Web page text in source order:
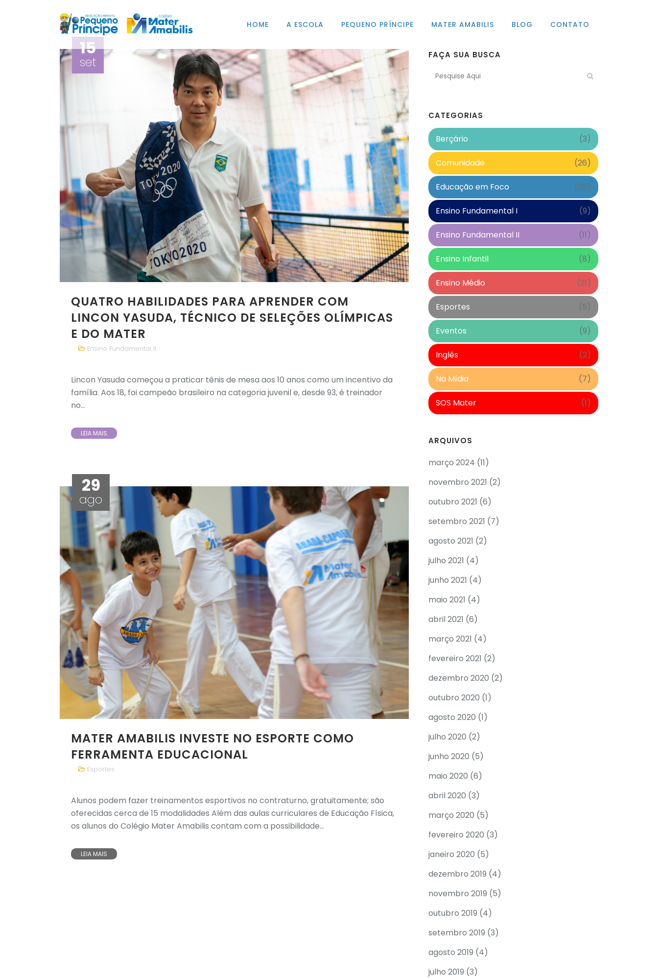
HOME A ESCOLA PEQUENO PRÍNCIPE MATER AMABILIS BLOG CONTATO
15
set
QUATRO HABILIDADES PARA APRENDER COM
LINCON YASUDA, TÉCNICO DE SELEÇÕES OLÍMPICAS
E DO MATER
Ensino Fundamental II
Lincon Yasuda começou a praticar tênis de mesa aos 10 anos como um incentivo da
família. Aos 18, foi campeão brasileiro na categoria juvenil e, desde 93, é treinador
no...
LEIA MAIS
29
ago
MATER AMABILIS INVESTE NO ESPORTE COMO
FERRAMENTA EDUCACIONAL
Esportes
Alunos podem fazer treinamentos esportivos no contraturno, gratuitamente; são
oferecidas cerca de 15 modalidades Além das aulas curriculares de Educação Física,
os alunos do Colégio Mater Amabilis contam com a possibilidade...
LEIA MAIS
FAÇA SUA BUSCA
CATEGORIAS
Berçário (3)
Comunidade (26)
Educação em Foco (26)
Ensino Fundamental I (9)
Ensino Fundamental II (11)
Ensino Infantil (8)
Ensino Médio (21)
Esportes (5)
Eventos (9)
Inglês (2)
Na Mídia (7)
SOS Mater (1)
ARQUIVOS
março 2024 (11)
novembro 2021 (2)
outubro 2021 (6)
setembro 2021 (7)
agosto 2021 (2)
julho 2021 (4)
junho 2021 (4)
maio 2021 (4)
abril 2021 (6)
março 2021 (4)
fevereiro 2021 (2)
dezembro 2020 (2)
outubro 2020 (1)
agosto 2020 (1)
julho 2020 (2)
junho 2020 (5)
maio 2020 (6)
abril 2020 (3)
março 2020 (5)
fevereiro 2020 (3)
janeiro 2020 (5)
dezembro 2019 (4)
novembro 2019 (5)
outubro 2019 (4)
setembro 2019 (3)
agosto 2019 (4)
julho 2019 (3)